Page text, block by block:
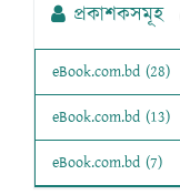
প্রকাশকসমূহ
eBook.com.bd (28)
eBook.com.bd (13)
eBook.com.bd (7)